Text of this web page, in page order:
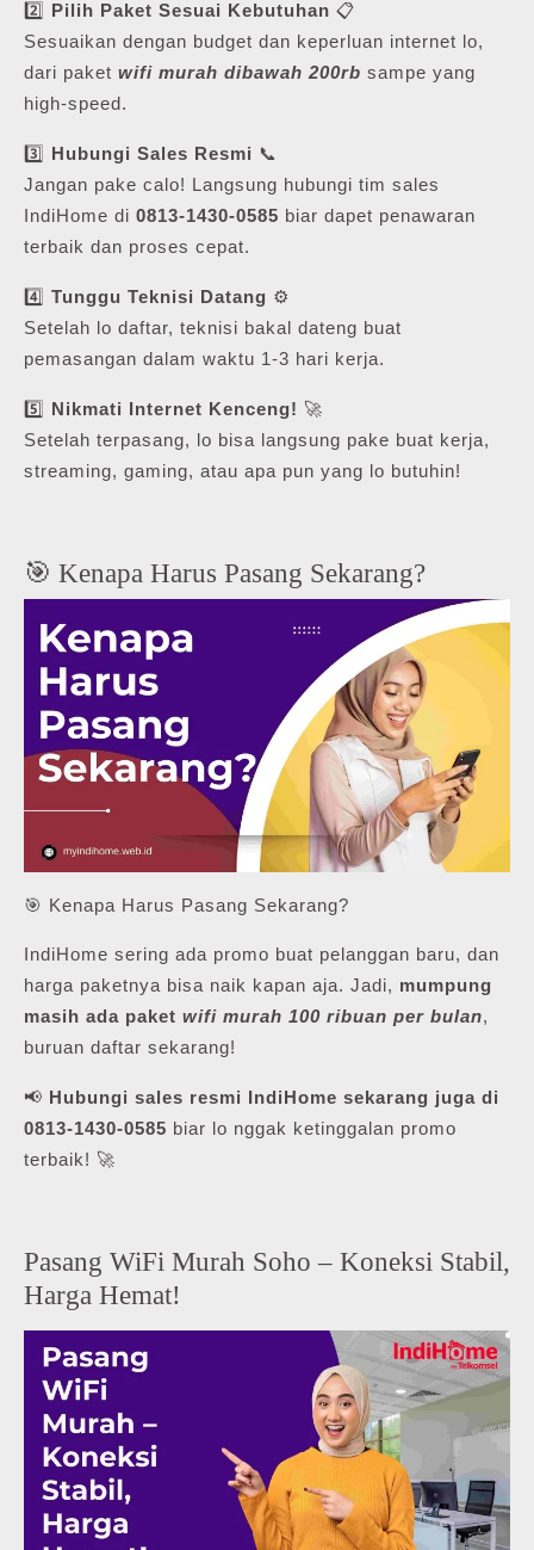
2️⃣ Pilih Paket Sesuai Kebutuhan 📋
Sesuaikan dengan budget dan keperluan internet lo,
dari paket wifi murah dibawah 200rb sampe yang
high-speed.
3️⃣ Hubungi Sales Resmi 📞
Jangan pake calo! Langsung hubungi tim sales
IndiHome di 0813-1430-0585 biar dapet penawaran
terbaik dan proses cepat.
4️⃣ Tunggu Teknisi Datang ⚙️
Setelah lo daftar, teknisi bakal dateng buat
pemasangan dalam waktu 1-3 hari kerja.
5️⃣ Nikmati Internet Kenceng! 🚀
Setelah terpasang, lo bisa langsung pake buat kerja,
streaming, gaming, atau apa pun yang lo butuhin!
🎯 Kenapa Harus Pasang Sekarang?
🎯 Kenapa Harus Pasang Sekarang?
IndiHome sering ada promo buat pelanggan baru, dan
harga paketnya bisa naik kapan aja. Jadi, mumpung
masih ada paket wifi murah 100 ribuan per bulan,
buruan daftar sekarang!
📢 Hubungi sales resmi IndiHome sekarang juga di
0813-1430-0585 biar lo nggak ketinggalan promo
terbaik! 🚀
Pasang WiFi Murah Soho – Koneksi Stabil,
Harga Hemat!